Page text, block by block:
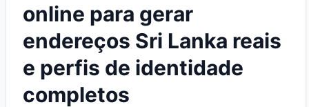
online para gerar
endereços Sri Lanka reais
e perfis de identidade
completos